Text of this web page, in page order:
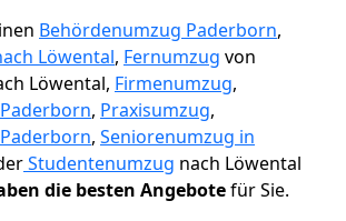
Behördenumzug Paderborn,
Löwental, Fernumzug von
Löwental, Firmenumzug,
, Praxisumzug,
, Seniorenumzug in
Studentenumzug nach Löwental
die besten Angebotefür Sie.